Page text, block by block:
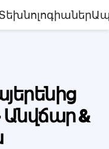
Անվճար &